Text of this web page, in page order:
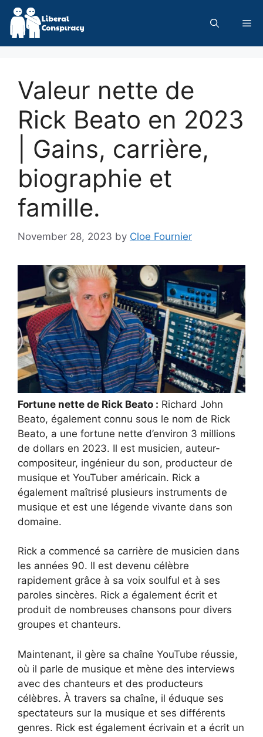
Skip
content
Valeur nette de
Rick Beato en 2023
| Gains, carrière,
biographie et
famille.
November 28, 2023 by Cloe Fournier
Fortune nette de Rick Beato : Richard John
Beato, également connu sous le nom de Rick
Beato, a une fortune nette d’environ 3 millions
de dollars en 2023. Il est musicien, auteur-
compositeur, ingénieur du son, producteur de
musique et YouTuber américain. Rick a
également maîtrisé plusieurs instruments de
musique et est une légende vivante dans son
domaine.
Rick a commencé sa carrière de musicien dans
les années 90. Il est devenu célèbre
rapidement grâce à sa voix soulful et à ses
paroles sincères. Rick a également écrit et
produit de nombreuses chansons pour divers
groupes et chanteurs.
Maintenant, il gère sa chaîne YouTube réussie,
où il parle de musique et mène des interviews
avec des chanteurs et des producteurs
célèbres. À travers sa chaîne, il éduque ses
spectateurs sur la musique et ses différents
genres. Rick est également écrivain et a écrit un